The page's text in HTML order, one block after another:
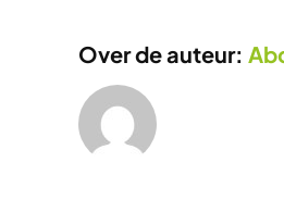
Over de auteur: